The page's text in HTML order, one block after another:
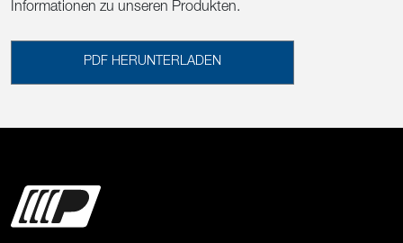
Informationen zu unseren Produkten.
PDF HERUNTERLADEN